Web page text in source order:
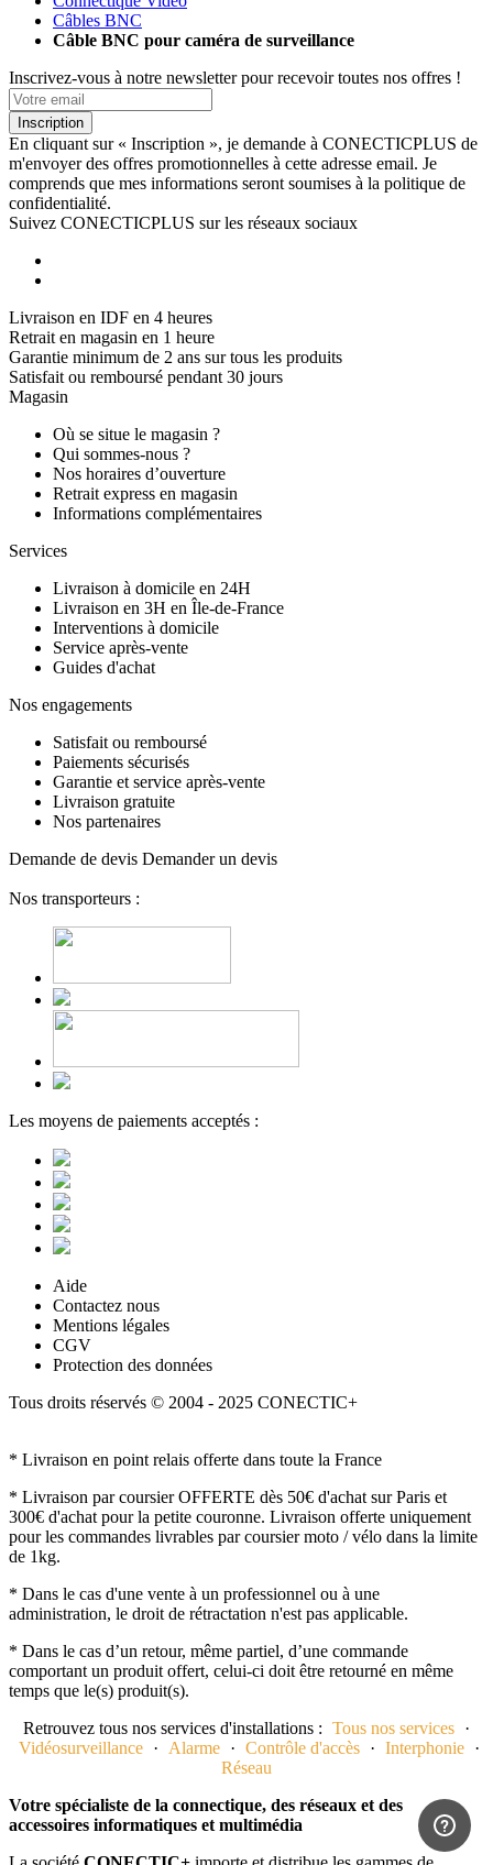
Câbles BNC
Câble BNC pour caméra de surveillance
Inscrivez-vous à notre newsletter pour recevoir toutes nos offres !
Inscription
En cliquant sur « Inscription », je demande à CONECTICPLUS de
m'envoyer des offres promotionnelles à cette adresse email. Je
comprends que mes informations seront soumises à la politique de
confidentialité.
Suivez CONECTICPLUS sur les réseaux sociaux
Livraison en IDF en 4 heures
Retrait en magasin en 1 heure
Garantie minimum de 2 ans sur tous les produits
Satisfait ou remboursé pendant 30 jours
Magasin
Où se situe le magasin ?
Qui sommes-nous ?
Nos horaires d’ouverture
Retrait express en magasin
Informations complémentaires
Services
Livraison à domicile en 24H
Livraison en 3H en Île-de-France
Interventions à domicile
Service après-vente
Guides d'achat
Nos engagements
Satisfait ou remboursé
Paiements sécurisés
Garantie et service après-vente
Livraison gratuite
Nos partenaires
Demande de devis Demander un devis
Nos transporteurs :
Les moyens de paiements acceptés :
Aide
Contactez nous
Mentions légales
CGV
Protection des données
Tous droits réservés © 2004 - 2025 CONECTIC+
* Livraison en point relais offerte dans toute la France
* Livraison par coursier OFFERTE dès 50€ d'achat sur Paris et
300€ d'achat pour la petite couronne. Livraison offerte uniquement
pour les commandes livrables par coursier moto / vélo dans la limite
de 1kg.
* Dans le cas d'une vente à un professionnel ou à une
administration, le droit de rétractation n'est pas applicable.
* Dans le cas d’un retour, même partiel, d’une commande
comportant un produit offert, celui-ci doit être retourné en même
temps que le(s) produit(s).
Retrouvez tous nos services d'installations : Tous nos services ·
Vidéosurveillance · Alarme · Contrôle d'accès · Interphonie ·
Réseau
Votre spécialiste de la connectique, des réseaux et des
accessoires informatiques et multimédia